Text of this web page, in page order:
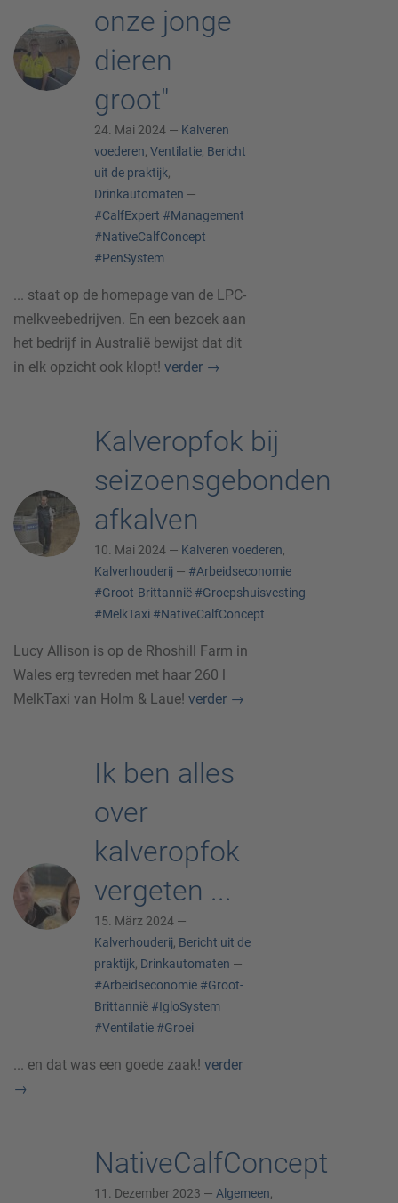
onze jonge
dieren
groot"
24. Mai 2024 — Kalveren
voederen, Ventilatie, Bericht
uit de praktijk,
Drinkautomaten —
#CalfExpert #Management
#NativeCalfConcept
#PenSystem
... staat op de homepage van de LPC-
melkveebedrijven. En een bezoek aan
het bedrijf in Australië bewijst dat dit
in elk opzicht ook klopt! verder →
Kalveropfok bij
seizoensgebonden
afkalven
10. Mai 2024 — Kalveren voederen,
Kalverhouderij — #Arbeidseconomie
#Groot-Brittannië #Groepshuisvesting
#MelkTaxi #NativeCalfConcept
Lucy Allison is op de Rhoshill Farm in
Wales erg tevreden met haar 260 l
MelkTaxi van Holm & Laue! verder →
Ik ben alles
over
kalveropfok
vergeten ...
15. März 2024 —
Kalverhouderij, Bericht uit de
praktijk, Drinkautomaten —
#Arbeidseconomie #Groot-
Brittannië #IgloSystem
#Ventilatie #Groei
... en dat was een goede zaak! verder
→
NativeCalfConcept
11. Dezember 2023 — Algemeen,